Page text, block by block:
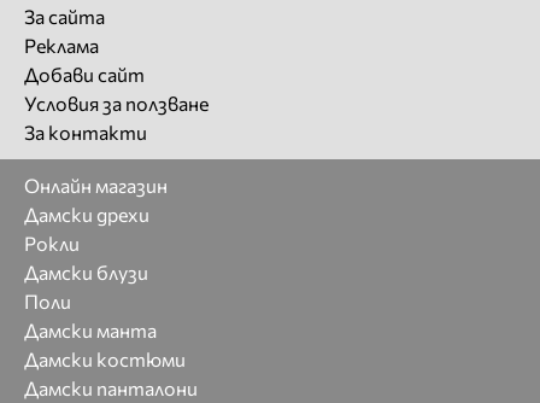
За сайта
Реклама
Добави сайт
Условия за ползване
За контакти
Онлайн магазин
Дамски дрехи
Рокли
Дамски блузи
Поли
Дамски манта
Дамски костюми
Дамски панталони